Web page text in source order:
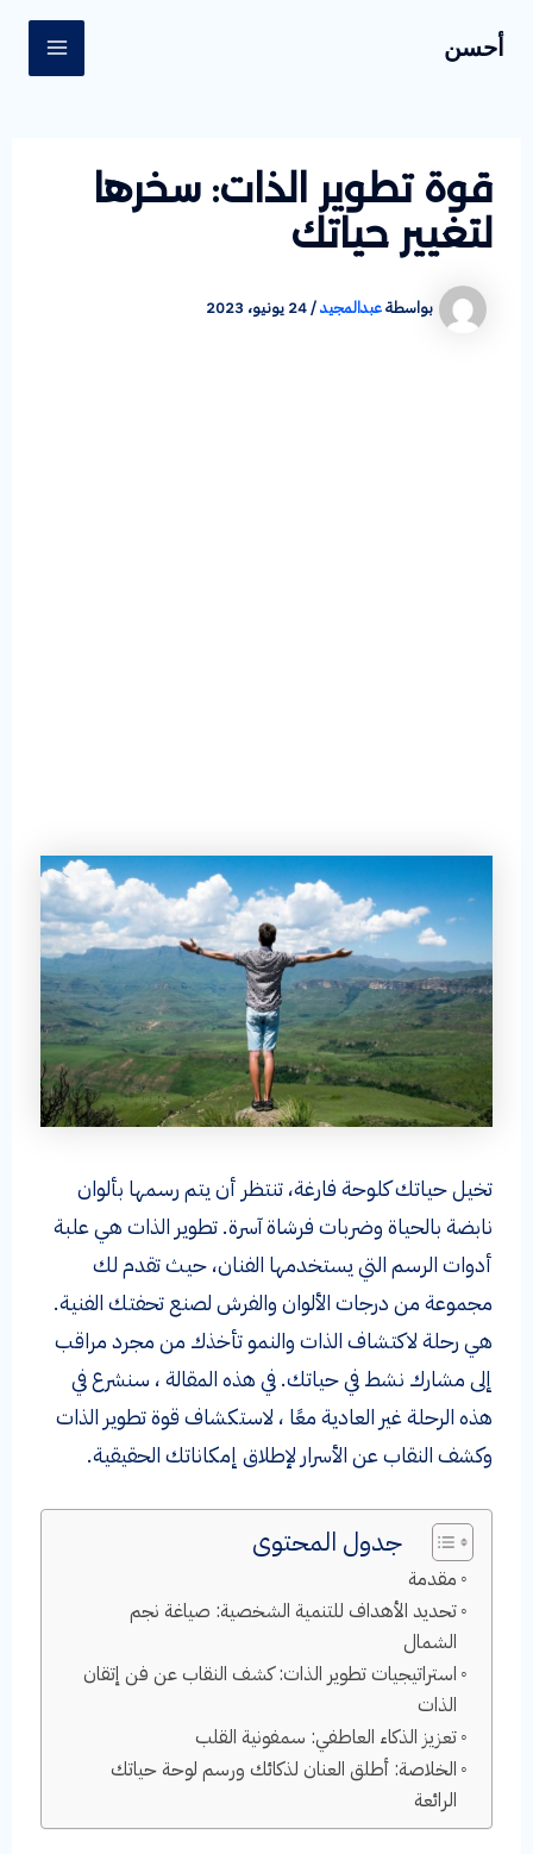
أحسن
قوة تطوير الذات: سخرها
لتغيير حياتك
بواسطةعبدالمجيد/24 يونيو، 2023
تخيل حياتك كلوحة فارغة، تنتظر أن يتم رسمها بألوان
نابضة بالحياة وضربات فرشاة آسرة. تطوير الذات هي علبة
أدوات الرسم التي يستخدمها الفنان، حيث تقدم لك
مجموعة من درجات الألوان والفرش لصنع تحفتك الفنية.
هي رحلة لاكتشاف الذات والنمو تأخذك من مجرد مراقب
إلى مشارك نشط في حياتك. في هذه المقالة ، سنشرع في
هذه الرحلة غير العادية معًا ، لاستكشاف قوة تطوير الذات
وكشف النقاب عن الأسرار لإطلاق إمكاناتك الحقيقية.
جدول المحتوى
مقدمة
تحديد الأهداف للتنمية الشخصية: صياغة نجم
الشمال
استراتيجيات تطوير الذات: كشف النقاب عن فن إتقان
الذات
تعزيز الذكاء العاطفي: سمفونية القلب
الخلاصة: أطلق العنان لذكائك ورسم لوحة حياتك
الرائعة
navigation